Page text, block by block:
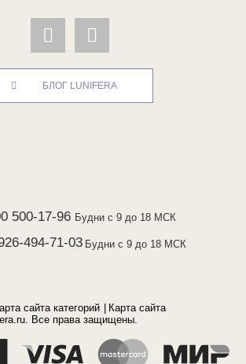
БЛОГ LUNIFERA
500-17-96 Будни с 9 до 18 МСК
494-71-03 Будни с 9 до 18 МСК
сайта категорий
Карта сайта
Все права защищены.